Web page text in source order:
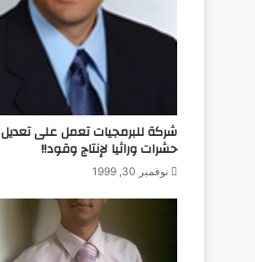
شركة للبرمجيات تعمل على تعديل
حشرات وراثيا لإنتاج وقود!!
نوفمبر 30, 1999